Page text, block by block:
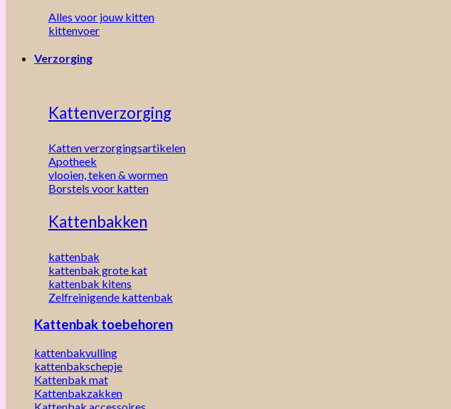
Alles voor jouw kitten
kittenvoer
Verzorging
Kattenverzorging
Katten verzorgingsartikelen
Apotheek
vlooien, teken & wormen
Borstels voor katten
Kattenbakken
kattenbak
kattenbak grote kat
kattenbak kitens
Zelfreinigende kattenbak
Kattenbak toebehoren
kattenbakvulling
kattenbakschepje
Kattenbak mat
Kattenbakzakken